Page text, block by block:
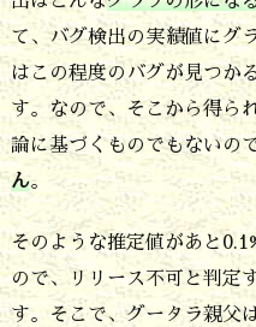
判
定
に
使
推
定
て、バグ検出の実績値にグ
はこの程度のバグが見つか
す。なので、そこから得ら
論に基づくものでもないの
ん。
そのような推定値があと
ので、リリース不可と判定
す。そこで、グータラ親父